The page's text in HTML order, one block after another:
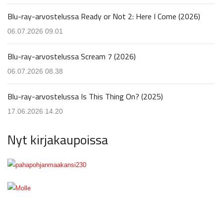
Blu-ray-arvostelussa Ready or Not 2: Here I Come (2026)
06.07.2026 09.01
Blu-ray-arvostelussa Scream 7 (2026)
06.07.2026 08.38
Blu-ray-arvostelussa Is This Thing On? (2025)
17.06.2026 14.20
Nyt kirjakaupoissa